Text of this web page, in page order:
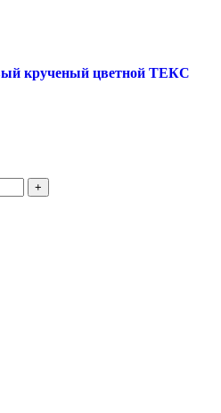
крученый цветной ТЕКС